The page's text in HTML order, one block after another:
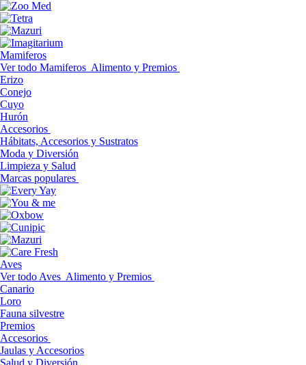
Mamiferos
Ver todo Mamiferos Alimento y Premios
Erizo
Conejo
Cuyo
Hurón
Accesorios
Hábitats, Accesorios y Sustratos
Moda y Diversión
Limpieza y Salud
Marcas populares
Aves
Ver todo Aves Alimento y Premios
Canario
Loro
Fauna silvestre
Premios
Accesorios
Jaulas y Accesorios
Salud y Diversión